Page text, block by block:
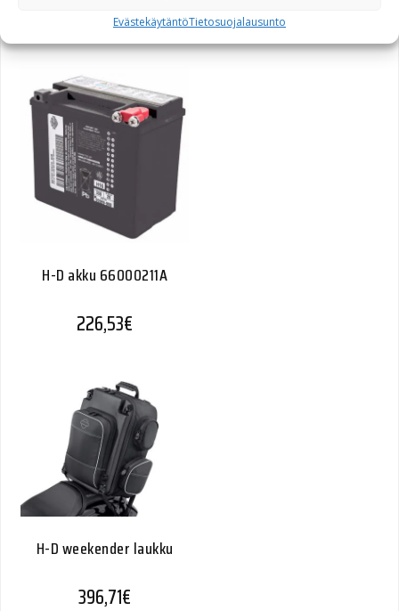
EvästekäytäntöTietosuojalausunto
Alkuperäinen hinta oli: 234,80€.
151,00€Nykyinen hinta on: 151,00€.
H-D akku 66000211A
226,53€
H-D weekender laukku
396,71€